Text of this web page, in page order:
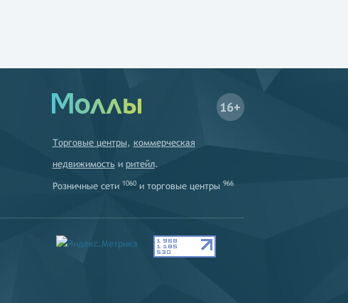
16+
Торговые центры, коммерческая
недвижимость и ритейл.
Розничные сети 1060и торговые центры 966